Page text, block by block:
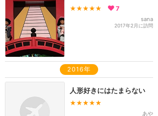
★★★★★ 7
sana
2017年2月に訪問
2016年
人形好きにはたまらない
★★★★★
あや